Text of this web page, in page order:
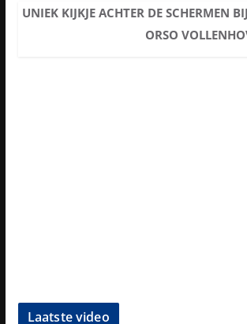
UNIEK KIJKJE ACHTER DE SCHERMEN
ORSO
Laatste video